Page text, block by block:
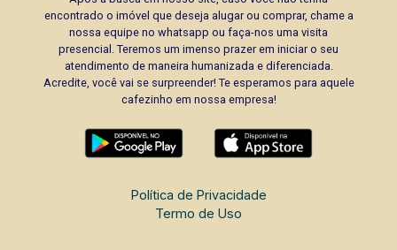
encontrado o imóvel que deseja alugar ou comprar, chame a
nossa equipe no whatsapp ou faça-nos uma visita
presencial. Teremos um imenso prazer em iniciar o seu
atendimento de maneira humanizada e diferenciada.
Acredite, você vai se surpreender! Te esperamos para aquele
cafezinho em nossa empresa!
Política de Privacidade
Termo de Uso